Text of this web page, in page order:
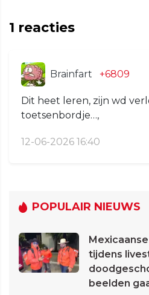
1 reacties
Brainfart +6809
Dit heet leren, zijn wd
toetsenbordje…,
12-06-2026 16:40
POPULAIR NIEUWS
tijdens
beelden